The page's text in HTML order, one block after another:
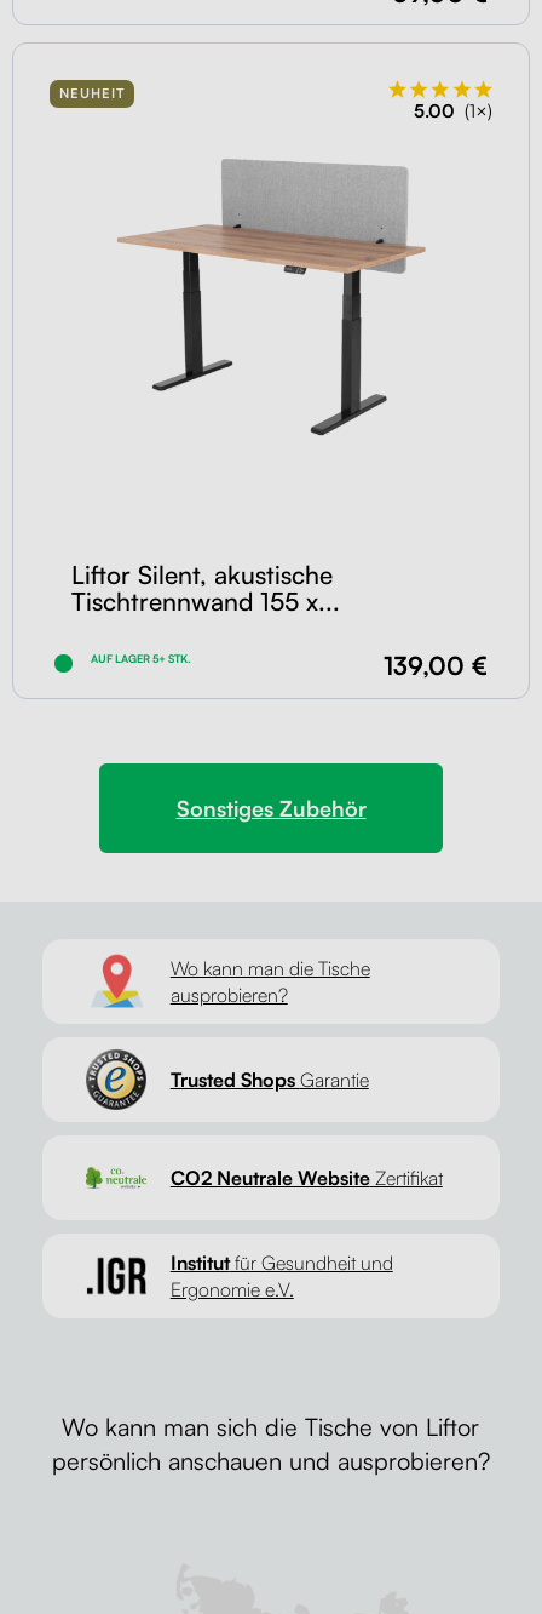
NEUHEIT
5.00 (1×)
Liftor Silent, akustische
Tischtrennwand 155 x...
AUF LAGER 5+ STK. 139,00 €
Sonstiges Zubehör
Wo kann man die Tische
ausprobieren?
Trusted Shops Garantie
CO2 Neutrale WebsiteZertifikat
Institutfür Gesundheit und
Ergonomie e.V.
Wo kann man sich die Tische von Liftor
persönlich anschauen und ausprobieren?